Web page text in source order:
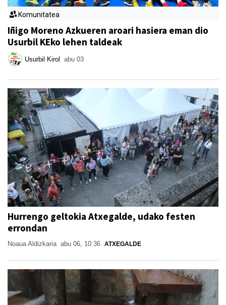
Komunitatea
Iñigo Moreno Azkueren aroari hasiera eman dio
Usurbil KEko lehen taldeak
Usurbil Kirol abu 03
Hurrengo geltokia Atxegalde, udako festen
errondan
Noaua Aldizkaria abu 06, 10:36 ATXEGALDE